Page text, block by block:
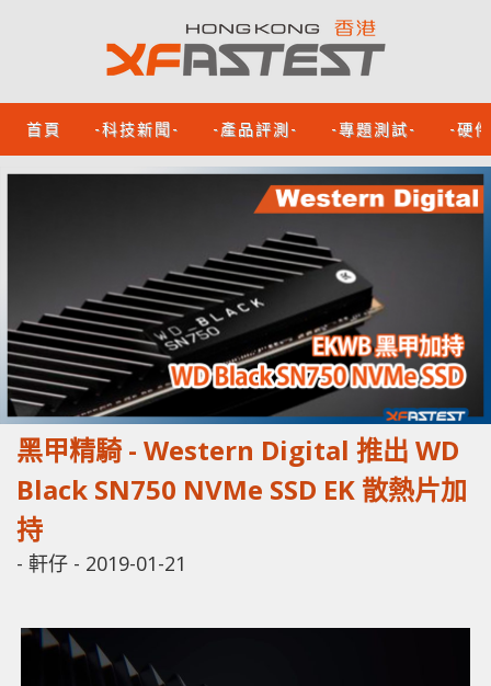
首頁 -科技新聞- -產品評測- -專題測試- -硬
黑甲精騎 - Western Digital 推出 WD
Black SN750 NVMe SSD EK 散熱片加
持
- 軒仔 - 2019-01-21